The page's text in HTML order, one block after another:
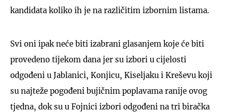
kandidata koliko ih je na različitim izbornim listama.
Svi oni ipak neće biti izabrani glasanjem koje će biti
provedeno tijekom dana jer su izbori u cijelosti
odgođeni u Jablanici, Konjicu, Kiseljaku i Kreševu koji
su najteže pogođeni bujičnim poplavama ranije ovog
tjedna, dok su u Fojnici izbori odgođeni na tri biračka